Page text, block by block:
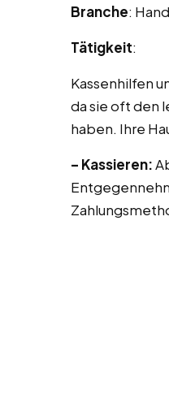
Branche:
Tätigkeit:
Kassenhilfen
da sie oft den
haben. Ihre
– Kassieren: